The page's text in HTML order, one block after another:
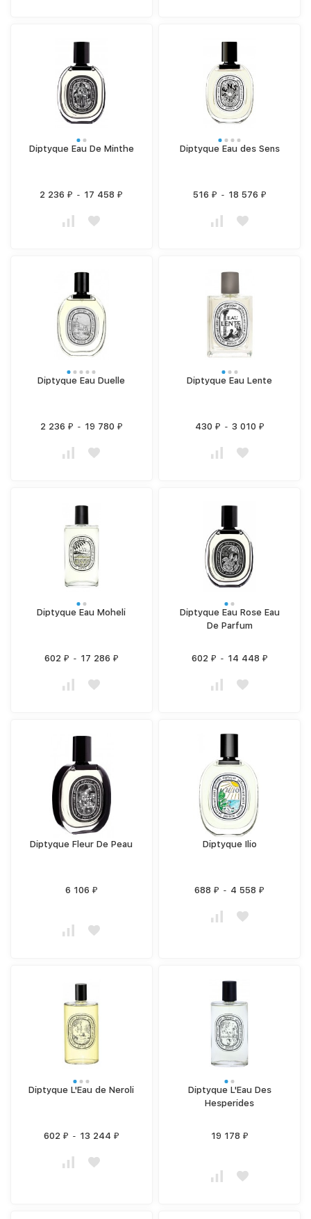
Diptyque Eau De Minthe
2 236₽ - 17 458₽
Diptyque Eau des Sens
516 ₽ - 18 576 ₽
Diptyque Eau Duelle
2 236 ₽ - 19 780 ₽
Diptyque Eau Lente
430 ₽ - 3 010 ₽
Diptyque Eau Moheli
602 ₽ - 17 286 ₽
Diptyque Eau Rose Eau
De Parfum
602 ₽ - 14 448 ₽
Diptyque Fleur De Peau
6 106 ₽
Diptyque Ilio
688₽ - 4 558₽
Diptyque L'Eau de Neroli
602 ₽ - 13 244 ₽
Diptyque L'Eau Des
Hesperides
19 178 ₽